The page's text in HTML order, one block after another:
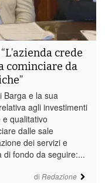
di Redazione
crede
cominciare da
Barga e la sua
agli investimenti
qualitativo
dalle sale
dei servizi e
di fondo da seguire:...